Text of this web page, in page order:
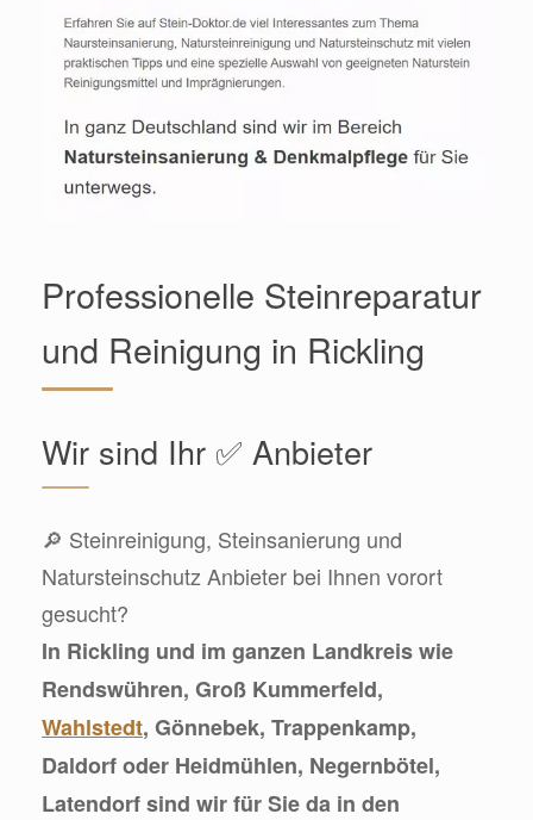
Professionelle Steinreparatur
und Reinigung in Rickling
Wir sind Ihr ✅ Anbieter
🔎 Steinreinigung, Steinsanierung und
Natursteinschutz Anbieter bei Ihnen vorort
gesucht?
In Rickling und im ganzen Landkreis wie
Rendswühren, Groß Kummerfeld,
Wahlstedt, Gönnebek, Trappenkamp,
Daldorf oder Heidmühlen, Negernbötel,
Latendorf sind wir für Sie da in den